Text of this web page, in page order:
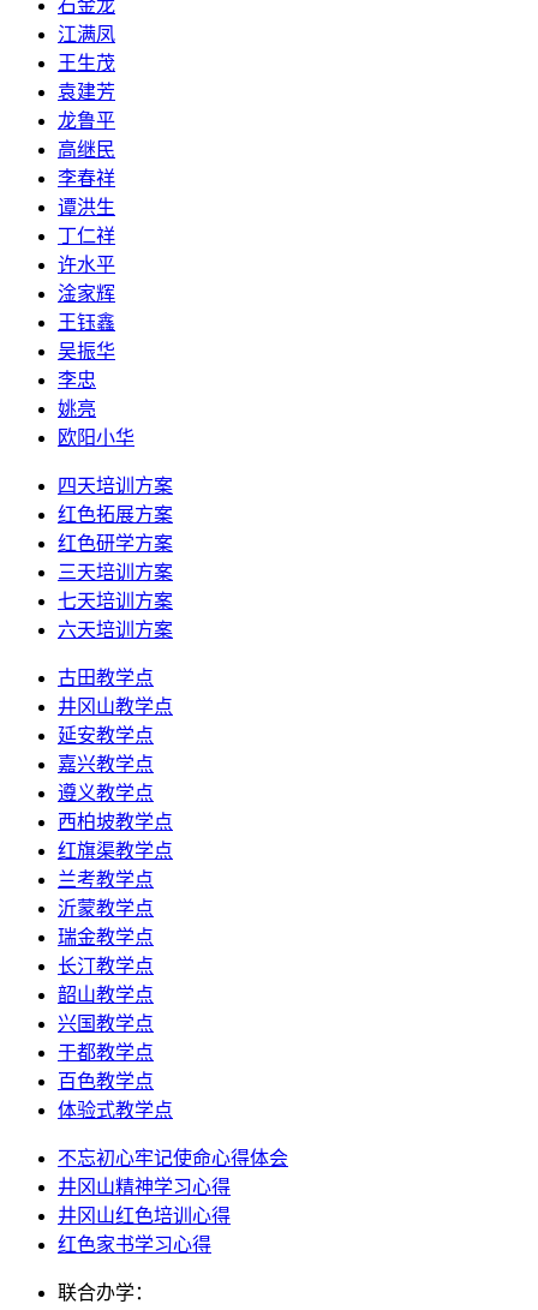
石金龙
江满凤
王生茂
袁建芳
龙鲁平
高继民
李春祥
谭洪生
丁仁祥
许水平
淦家辉
王钰鑫
吴振华
李忠
姚亮
欧阳小华
四天培训方案
红色拓展方案
红色研学方案
三天培训方案
七天培训方案
六天培训方案
古田教学点
井冈山教学点
延安教学点
嘉兴教学点
遵义教学点
西柏坡教学点
红旗渠教学点
兰考教学点
沂蒙教学点
瑞金教学点
长汀教学点
韶山教学点
兴国教学点
于都教学点
百色教学点
体验式教学点
不忘初心牢记使命心得体会
井冈山精神学习心得
井冈山红色培训心得
红色家书学习心得
联合办学：